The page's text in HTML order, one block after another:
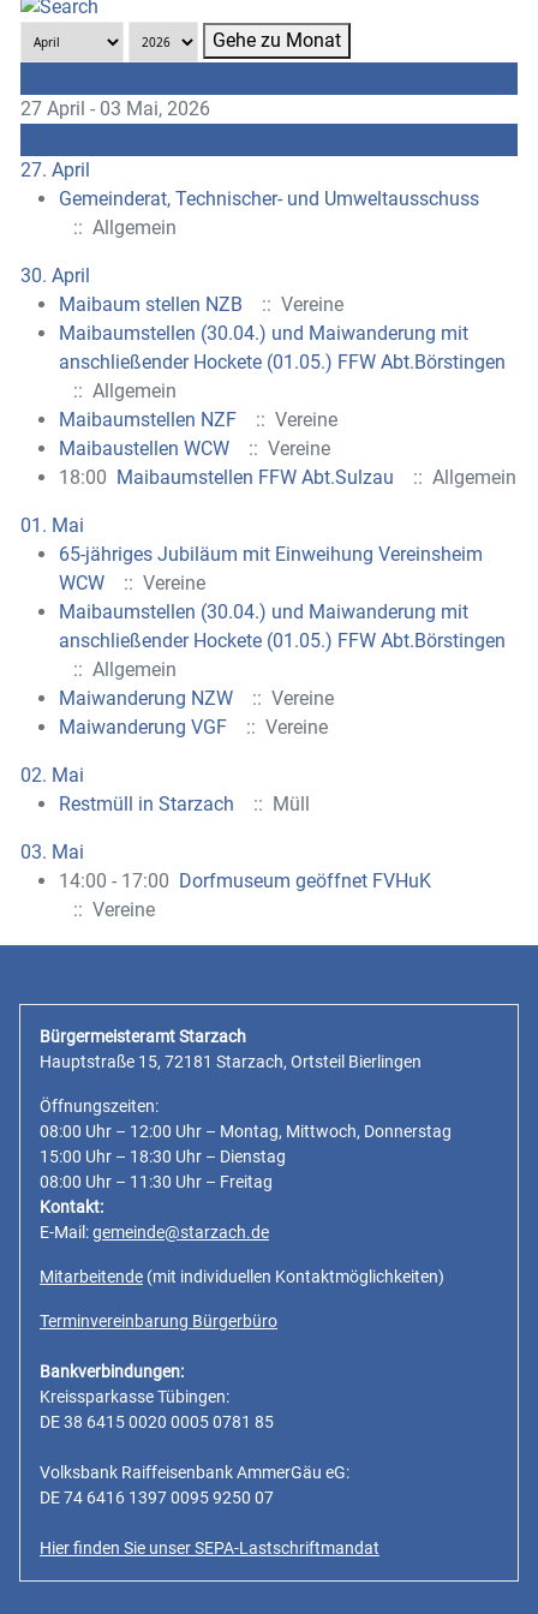
Gehe zu Monat
27 April - 03 Mai, 2026
27. April
Gemeinderat, Technischer- und Umweltausschuss
:: Allgemein
30. April
Maibaum stellen NZB
:: Vereine
Maibaumstellen (30.04.) und Maiwanderung mit
anschließender Hockete (01.05.) FFW Abt.Börstingen
:: Allgemein
Maibaumstellen NZF
:: Vereine
Maibaustellen WCW
:: Vereine
18:00 Maibaumstellen FFW Abt.Sulzau :: Allgemein
01. Mai
65-jähriges Jubiläum mit Einweihung Vereinsheim
WCW
:: Vereine
Maibaumstellen (30.04.) und Maiwanderung mit
anschließender Hockete (01.05.) FFW Abt.Börstingen
:: Allgemein
Maiwanderung NZW
:: Vereine
Maiwanderung VGF
:: Vereine
02. Mai
Restmüll in Starzach
:: Müll
03. Mai
14:00 - 17:00 Dorfmuseum geöffnet FVHuK
:: Vereine
Bürgermeisteramt Starzach
Hauptstraße 15, 72181 Starzach, Ortsteil Bierlingen
Öffnungszeiten:
08:00 Uhr – 12:00 Uhr – Montag, Mittwoch, Donnerstag
15:00 Uhr – 18:30 Uhr – Dienstag
08:00 Uhr – 11:30 Uhr – Freitag
Kontakt:
E-Mail:gemeinde@starzach.de
Mitarbeitende (mit individuellen Kontaktmöglichkeiten)
Terminvereinbarung Bürgerbüro
Bankverbindungen:
Kreissparkasse Tübingen:
DE 38 6415 0020 0005 0781 85
Volksbank Raiffeisenbank AmmerGäu eG:
DE 74 6416 1397 0095 9250 07
Hier finden Sie unser SEPA-Lastschriftmandat